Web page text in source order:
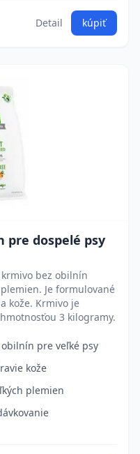
Detail kúpiť
pre dospelé psy
bez obilnín
Je formulované
kože. Krmivo je
3 kilogramy.
pre veľké psy
kože
plemien